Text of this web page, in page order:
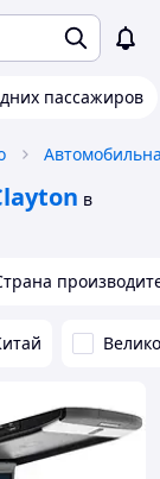
пассажиров
в